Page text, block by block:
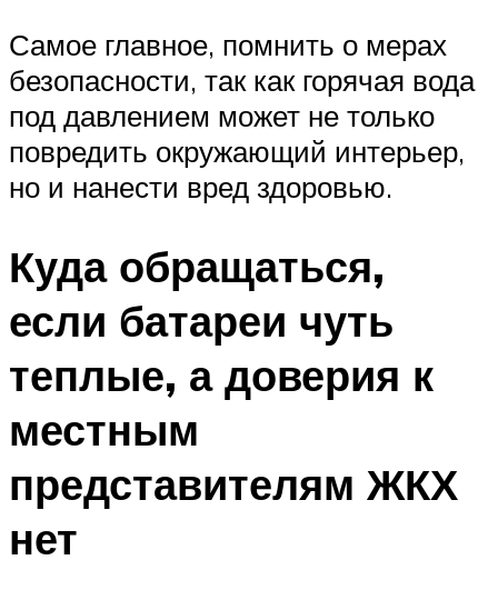
Самое главное, помнить о мерах
безопасности, так как горячая вода
под давлением может не только
повредить окружающий интерьер,
но и нанести вред здоровью.
Куда обращаться,
если батареи чуть
теплые, а доверия к
местным
представителям ЖКХ
нет